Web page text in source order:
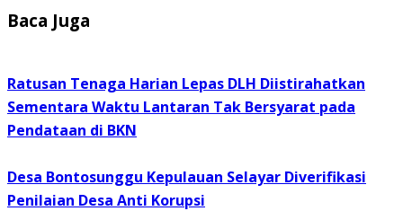
Baca Juga
Ratusan Tenaga Harian Lepas DLH Diistirahatkan
Sementara Waktu Lantaran Tak Bersyarat pada
Pendataan di BKN
Desa Bontosunggu Kepulauan Selayar Diverifikasi
Penilaian Desa Anti Korupsi